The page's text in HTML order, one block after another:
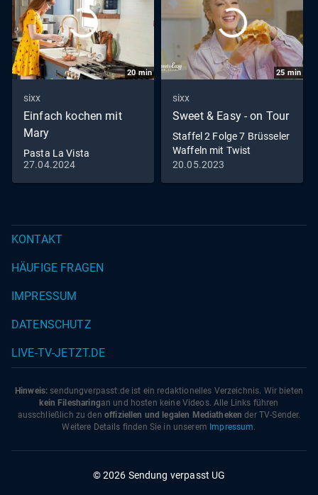
20min
sixx
Einfach kochen mit
Mary
Pasta La Vista
27.04.2024
25 min
sixx
Sweet & Easy - on Tour
Staffel 2 Folge 7 Brüsseler
Waffeln mit Twist
20.05.2023
KONTAKT
HÄUFIGE FRAGEN
IMPRESSUM
DATENSCHUTZ
LIVE-TV-JETZT.DE
Hinweis: sendungverpasst.de ist ein redaktionelles Verzeichnis. Wir bieten
kein Filesharingan und hosten keine Videos. Alle Links führen
ausschließlich zu den offiziellen und legalen Mediatheken der TV-Sender.
Weitere Details finden Sie in unserem Impressum.
© 2026 Sendung verpasst UG